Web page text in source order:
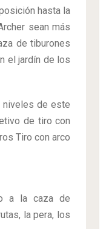
hasta la
sean más
de tiburones
el jardín de los
niveles de este
de tiro con
Tiro con arco
a la caza de
la pera, los